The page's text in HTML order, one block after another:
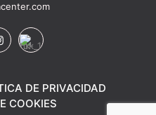
DE PRIVACIDAD
COOKIES